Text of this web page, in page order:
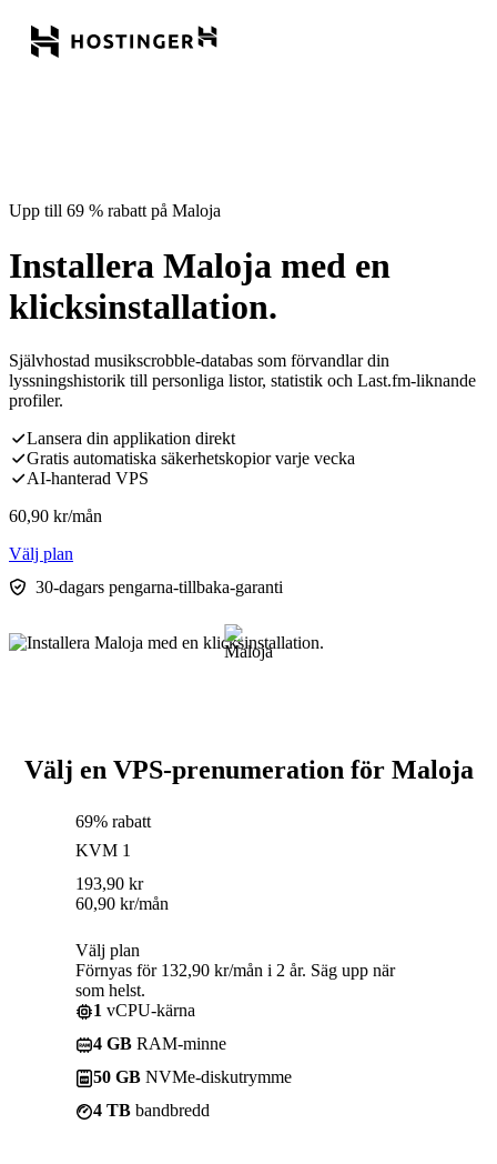
Upp till 69 % rabatt på Maloja
Installera Maloja med en
klicksinstallation.
Självhostad musikscrobble-databas som förvandlar din
lyssningshistorik till personliga listor, statistik och Last.fm-liknande
profiler.
Lansera din applikation direkt
Gratis automatiska säkerhetskopior varje vecka
AI-hanterad VPS
60,90 kr/mån
Välj plan
30-dagars pengarna-tillbaka-garanti
Välj en VPS-prenumeration för Maloja
69% rabatt
KVM 1
193,90 kr
60,90 kr/mån
Välj plan
Förnyas för 132,90 kr/mån i 2 år. Säg upp när
som helst.
1 vCPU-kärna
4 GB RAM-minne
50 GB NVMe-diskutrymme
4 TB bandbredd